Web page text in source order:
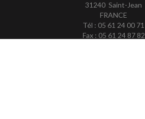
31240 Saint-Jean
FRANCE
Tél : 05 61 24 00 71
Fax : 05 61 24 87 82